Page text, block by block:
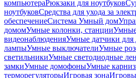
компьютераРюкзаки для ноутбуков
ноутбуковСредства для ухода за
обеспечениеСистема Умный дом
домомУмные колонки, станции
видеонаблюденияУмные датчики для
лампыУмные выключателиУмные
светильникиУмные светодиодные
замкиУмные домофоныУмные
терморегуляторыИгровая зона